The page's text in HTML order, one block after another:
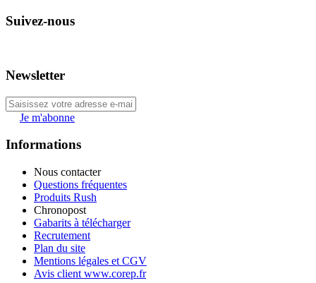
Suivez-nous
Newsletter
Je m'abonne
Informations
Nous contacter
Questions fréquentes
Produits Rush
Chronopost
Gabarits à télécharger
Recrutement
Plan du site
Mentions légales et CGV
Avis client www.corep.fr